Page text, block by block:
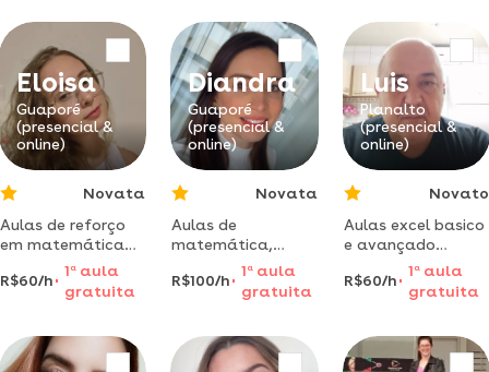
aulas
personalizadas
para cada novo
aluno.
individualidade.
resolução.
Eloisa
Guaporé
(presencial &
online)
Novata
Aulas de reforço
em matemática
para facilitar seu
aprendizado
escolar ou
R$60/h
1 aaula
gratuita
Diandra
Guaporé
(presencial &
online)
Novata
Aulas de
matemática,
auxílio na
realização de
tarefas, resolução
preparo para
avaliações.
R$100/h
1 a aula
gratuita
Luis
Planalto
(presencial &
online)
Novato
Aulas excel basico
e avançado
macros ou vba
especialista em
excel - certificado
R$60/h
1 aaula
gratuita